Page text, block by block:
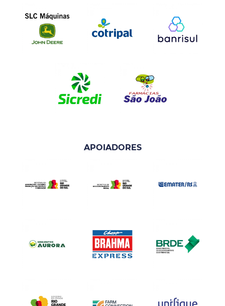
APOIADORES